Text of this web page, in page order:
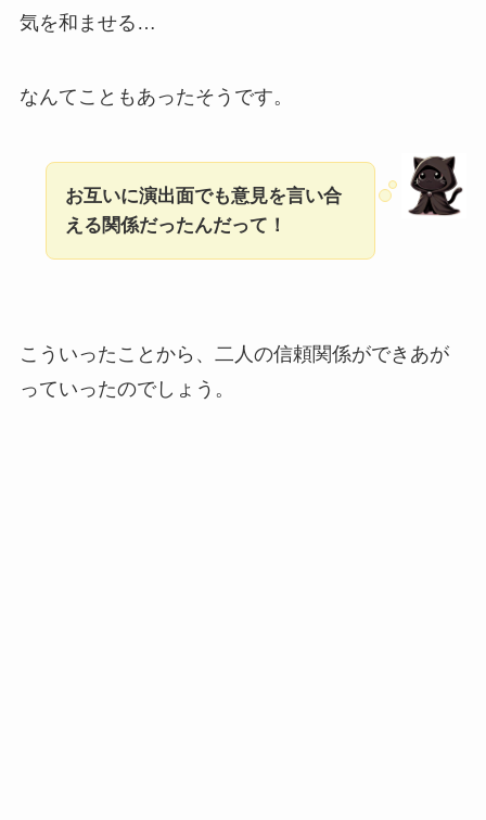
気を和ませる…
なんてこともあったそうです。
お互いに演出面でも意見を言い合
える関係だったんだって！
こういったことから、二人の信頼関係ができあが
っていったのでしょう。